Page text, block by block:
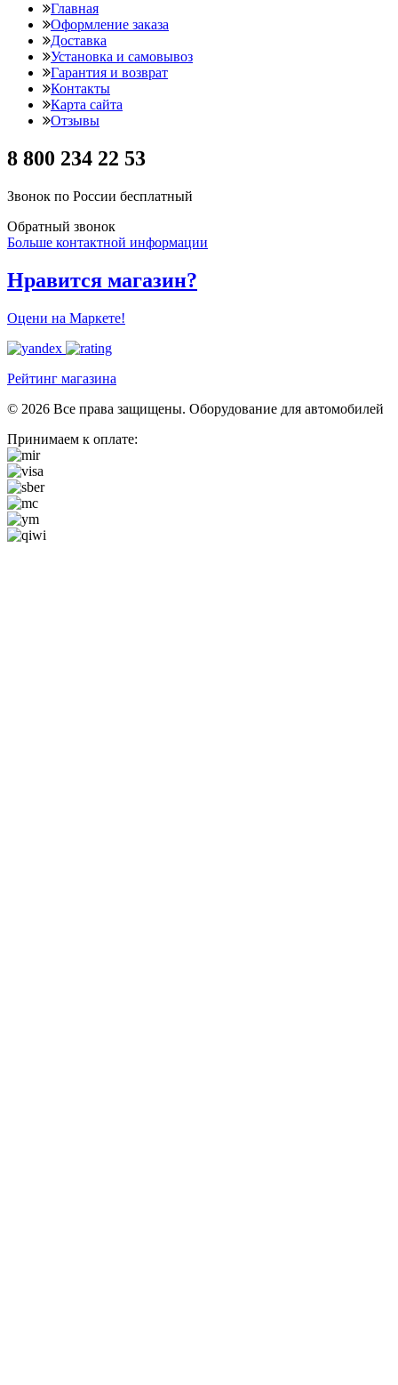
Главная
Оформление заказа
Доставка
Установка и самовывоз
Гарантия и возврат
Контакты
Карта сайта
Отзывы
8 800 234 22 53
Звонок по России бесплатный
Обратный звонок
Больше контактной информации
Нравится магазин?
Оцени на Маркете!
Рейтинг магазина
© 2026 Все права защищены. Оборудование для автомобилей
Принимаем к оплате: